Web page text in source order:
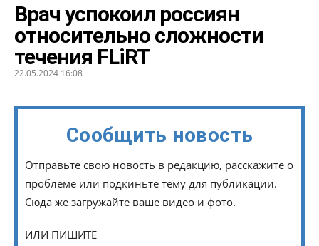
Врач успокоил россиян
относительно сложности
течения FLiRT
22.05.2024 16:08
Сообщить новость
Отправьте свою новость в редакцию, расскажите о
проблеме или подкиньте тему для публикации.
Сюда же загружайте ваше видео и фото.
ИЛИ ПИШИТЕ